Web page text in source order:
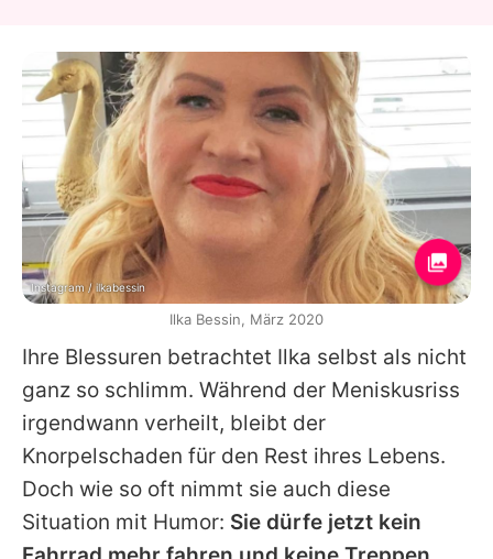
Ihre Blessuren betrachtet Ilka selbst als nicht
ganz so schlimm. Während der Meniskusriss
irgendwann verheilt, bleibt der
Knorpelschaden für den Rest ihres Lebens.
Doch wie so oft nimmt sie auch diese
Situation mit Humor: Sie dürfe jetzt kein
Instagram / ilkabessin
Ilka Bessin, März 2020